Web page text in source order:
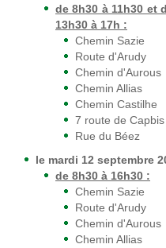
de 8h30 à 11h30 et
13h30 à 17h :
Chemin Sazie
Route d'Arudy
Chemin d'Aurous
Chemin Allias
Chemin Castilhe
7 route de Capbis
Rue du Béez
le mardi 12 septembre
de 8h30 à 16h30 :
Chemin Sazie
Route d'Arudy
Chemin d'Aurous
Chemin Allias